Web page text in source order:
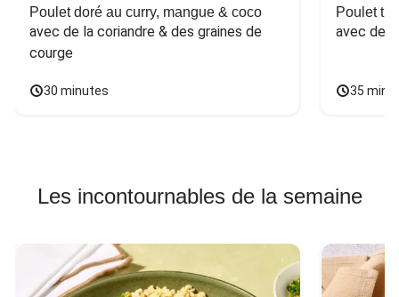
Poulet doré au curry, mangue & coco
avec de la coriandre & des graines de
courge
30 minutes
Poulet
avec des
35
Les incontournables de la semaine